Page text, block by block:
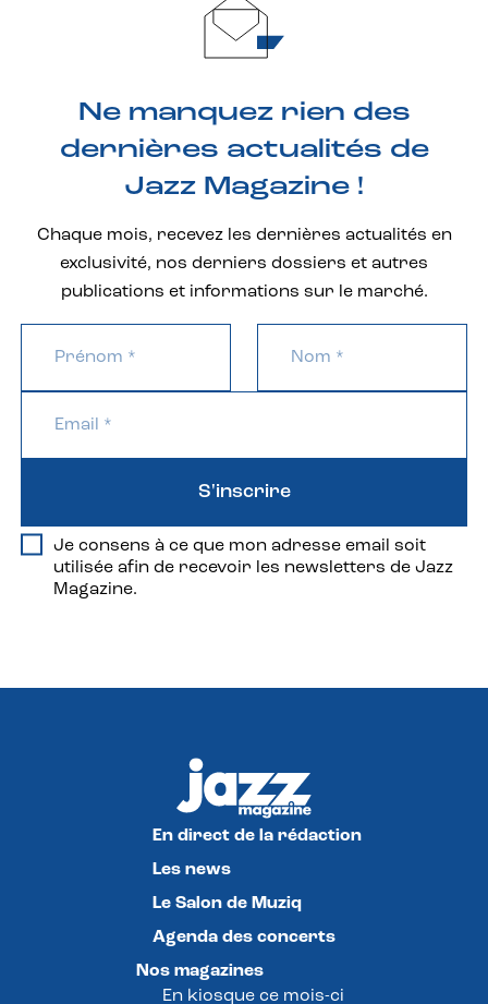
Ne manquez rien des
dernières actualités de
Jazz Magazine !
Chaque mois, recevez les dernières actualités en
exclusivité, nos derniers dossiers et autres
publications et informations sur le marché.
Je consens à ce que mon adresse email soit
utilisée afin de recevoir les newsletters de Jazz
Magazine.
S'inscrire
En direct de la rédaction
Les news
Le Salon de Muziq
Agenda des concerts
Nos magazines
En kiosque ce mois-ci